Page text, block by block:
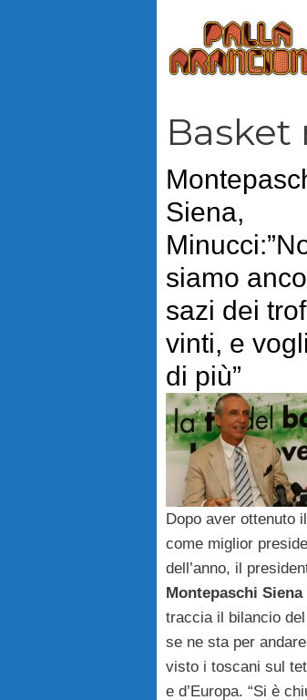
Basket
Siena,
siamo
sazi dei
vinti, e
di più”
Dopo aver ottenuto
come miglior
dell’anno, il
Montepaschi
traccia il bilancio
se ne sta per
visto i toscani sul
e d’Europa. “Si è